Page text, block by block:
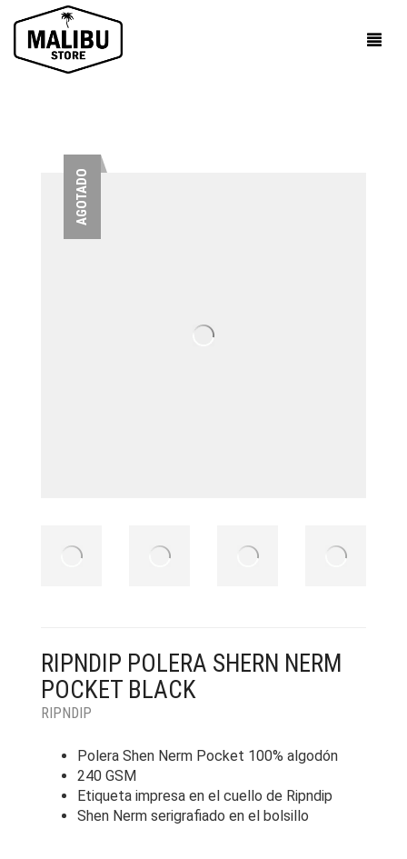
AGOTADO
RIPNDIP POLERA SHERN NERM
POCKET BLACK
RIPNDIP
Polera Shen Nerm Pocket 100% algodón
240 GSM
Etiqueta impresa en el cuello de Ripndip
Shen Nerm serigrafiado en el bolsillo